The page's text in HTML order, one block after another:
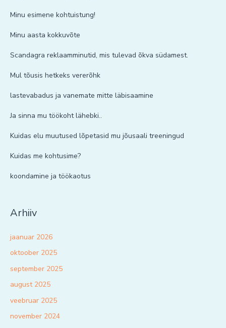
Minu esimene kohtuistung!
Minu aasta kokkuvõte
Scandagra reklaamminutid, mis tulevad õkva südamest.
Mul tõusis hetkeks vererõhk
lastevabadus ja vanemate mitte läbisaamine
Ja sinna mu töökoht lähebki..
Kuidas elu muutused lõpetasid mu jõusaali treeningud
Kuidas me kohtusime?
koondamine ja töökaotus
Arhiiv
jaanuar 2026
oktoober 2025
september 2025
august 2025
veebruar 2025
november 2024